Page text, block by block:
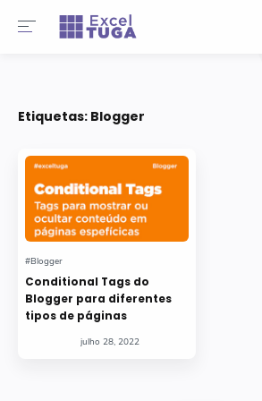
Etiquetas: Blogger
Conditional Tags do
Blogger para diferentes
tipos de páginas